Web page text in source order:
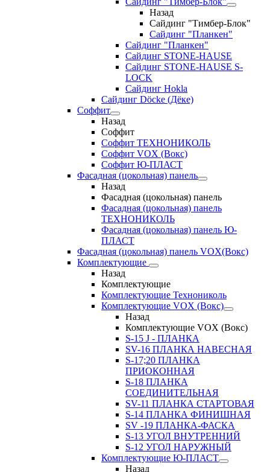
Назад
Сайдинг "Тимбер-Блок"
Сайдинг "Планкен"
Сайдинг "Планкен"
Сайдинг STONE-HAUSE
Сайдинг STONE-HAUSE S-
LOCK
Сайдинг Hokla
Сайдинг Döcke (Дёке)
Соффит
Назад
Соффит
Соффит ТЕХНОНИКОЛЬ
Соффит VOX (Вокс)
Соффит Ю-ПЛАСТ
Фасадная (цокольная) панель
Назад
Фасадная (цокольная) панель
Фасадная (цокольная) панель
ТЕХНОНИКОЛЬ
Фасадная (цокольная) панель Ю-
ПЛАСТ
Фасадная (цокольная) панель VOX(Вокс)
Комплектующие
Назад
Комплектующие
Комплектующие Технониколь
Комплектующие VOX (Вокс)
Назад
Комплектующие VOX (Вокс)
S-15 J - ПЛАНКА
SV-16 ПЛАНКА НАВЕСНАЯ
S-17;20 ПЛАНКА
ПРИОКОННАЯ
S-18 ПЛАНКА
СОЕДИНИТЕЛЬНАЯ
SV-11 ПЛАНКА СТАРТОВАЯ
S-14 ПЛАНКА ФИНИШНАЯ
SV -19 ПЛАНКА-ФАСКА
S-13 УГОЛ ВНУТРЕННИЙ
S-12 УГОЛ НАРУЖНЫЙ
Комплектующие Ю-ПЛАСТ
Назад